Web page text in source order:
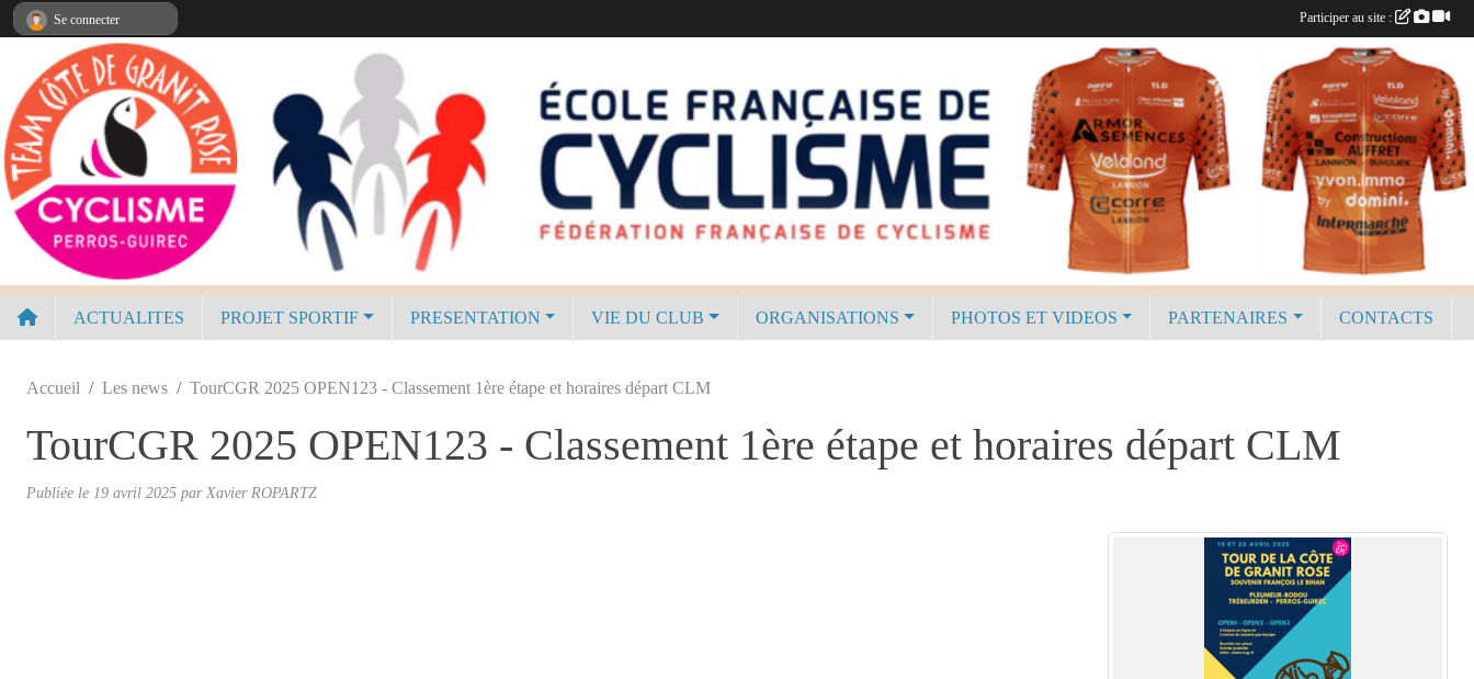
ACTUALITES PROJET SPORTIF PRESENTATION VIE DU CLUB ORGANISATIONS PHOTOS ET VIDEOS PARTENAIRES CONTACTS
Accueil Les news TourCGR 2025 OPEN123 - Classement 1ère étape et horaires départ CLM
TourCGR 2025 OPEN123 - Classement 1ère étape et horaires départ CLM
Publiée le 19 avril 2025 par Xavier ROPARTZ
Se connecter Participer au site :
Panneau de gestion des cookies